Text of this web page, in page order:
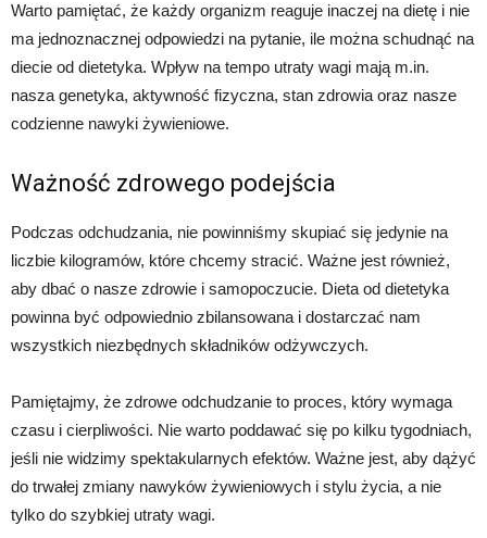
Warto pamiętać, że każdy organizm reaguje inaczej na dietę i nie
ma jednoznacznej odpowiedzi na pytanie, ile można schudnąć na
diecie od dietetyka. Wpływ na tempo utraty wagi mają m.in.
nasza genetyka, aktywność fizyczna, stan zdrowia oraz nasze
codzienne nawyki żywieniowe.
Ważność zdrowego podejścia
Podczas odchudzania, nie powinniśmy skupiać się jedynie na
liczbie kilogramów, które chcemy stracić. Ważne jest również,
aby dbać o nasze zdrowie i samopoczucie. Dieta od dietetyka
powinna być odpowiednio zbilansowana i dostarczać nam
wszystkich niezbędnych składników odżywczych.
Pamiętajmy, że zdrowe odchudzanie to proces, który wymaga
czasu i cierpliwości. Nie warto poddawać się po kilku tygodniach,
jeśli nie widzimy spektakularnych efektów. Ważne jest, aby dążyć
do trwałej zmiany nawyków żywieniowych i stylu życia, a nie
tylko do szybkiej utraty wagi.